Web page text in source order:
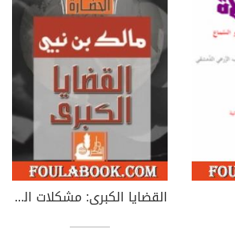
القضايا الكبرى: مشكلات الحضارة